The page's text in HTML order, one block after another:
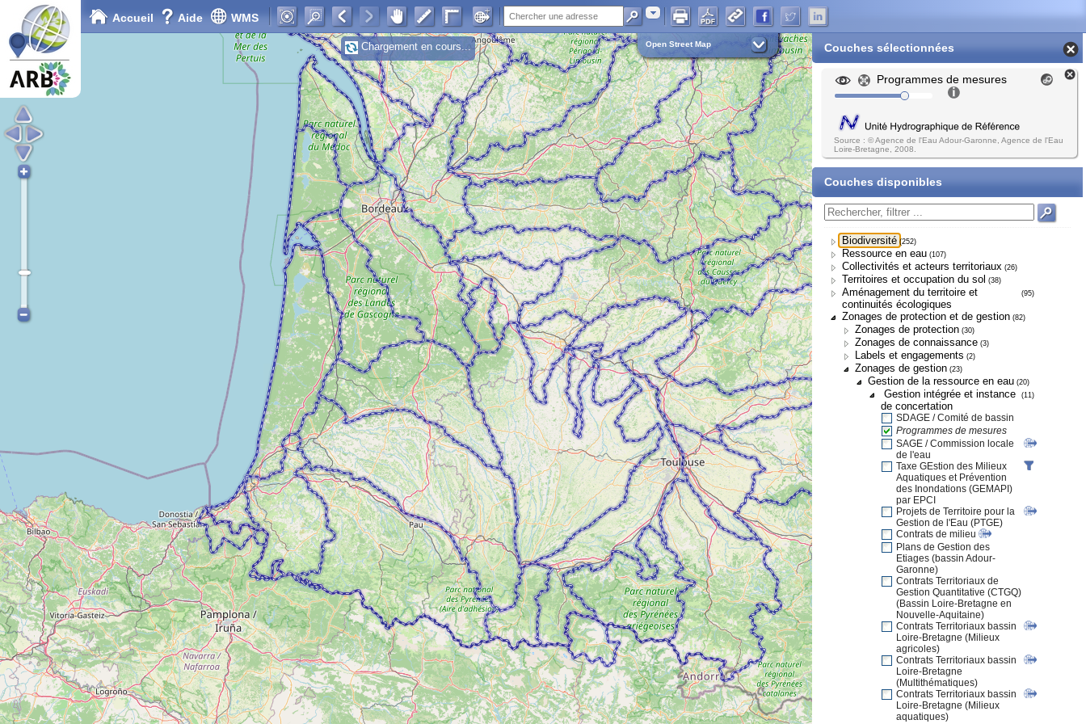
Accueil Aide WMS Adresse
Chargement en cours... Open Street Map Couches sélectionnées
Programmes de mesures
Source : © Agence de l'Eau Adour-Garonne, Agence de l'Eau
Loire-Bretagne, 2008.
Couches disponibles
Biodiversité (252)
Ressource en eau (107)
Collectivités et acteurs territoriaux (26)
Territoires et occupation du sol (38)
Aménagement du territoire et
continuités écologiques
(95)
Zonages de protection et de gestion (82)
Zonages de protection (30)
Zonages de connaissance (3)
Labels et engagements (2)
Zonages de gestion (23)
Gestion de la ressource en eau (20)
Gestion intégrée et instance
de concertation
(11)
SDAGE / Comité de bassin
Programmes de mesures
SAGE / Commission locale
de l'eau
Taxe GEstion des Milieux
Aquatiques et Prévention
des Inondations (GEMAPI)
par EPCI
Projets de Territoire pour la
Gestion de l'Eau (PTGE)
Contrats de milieu
Plans de Gestion des
Etiages (bassin Adour-
Garonne)
Contrats Territoriaux de
Gestion Quantitative (CTGQ)
(Bassin Loire-Bretagne en
Nouvelle-Aquitaine)
Contrats Territoriaux bassin
Loire-Bretagne (Milieux
agricoles)
Contrats Territoriaux bassin
Loire-Bretagne
(Multithématiques)
Contrats Territoriaux bassin
Loire-Bretagne (Milieux
aquatiques)